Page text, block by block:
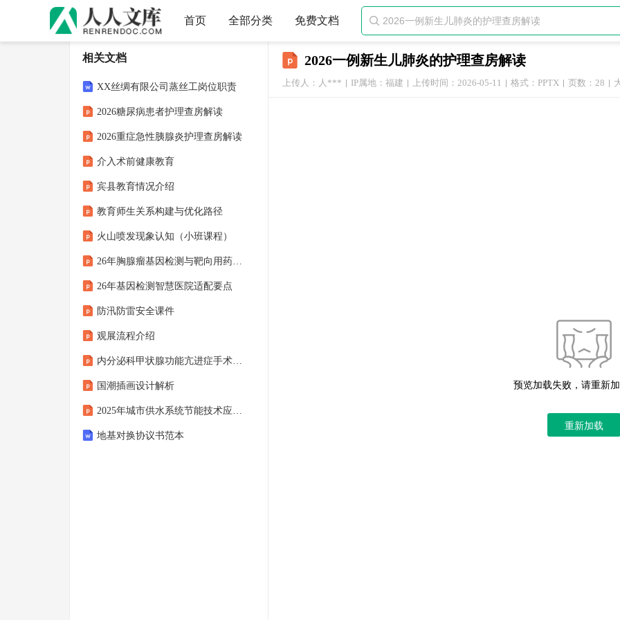
首页 全部分类 免费文档 
2026一例新生儿肺炎的护理查房解读
上传人：人*** IP属地：福建 上传时间：2026-05-11 格式：PPTX 页数：28
预览加载失败，请重新
重新加载
相关文档
XX丝绸有限公司蒸丝工岗位职责
2026糖尿病患者护理查房解读
2026重症急性胰腺炎护理查房解读
介入术前健康教育
宾县教育情况介绍
教育师生关系构建与优化路径
火山喷发现象认知（小班课程）
26年胸腺瘤基因检测与靶向用药关联
26年基因检测智慧医院适配要点
防汛防雷安全课件
观展流程介绍
内分泌科甲状腺功能亢进症手术后康复指导
国潮插画设计解析
2025年城市供水系统节能技术应用与评估
地基对换协议书范本